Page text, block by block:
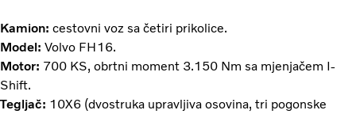
Kamion: cestovni voz sa četiri prikolice.
Model: Volvo FH16.
Motor: 700 KS, obrtni moment 3.150 Nm sa mjenjačem I-
Shift.
Tegljač: 10X6 (dvostruka upravljiva osovina, tri pogonske